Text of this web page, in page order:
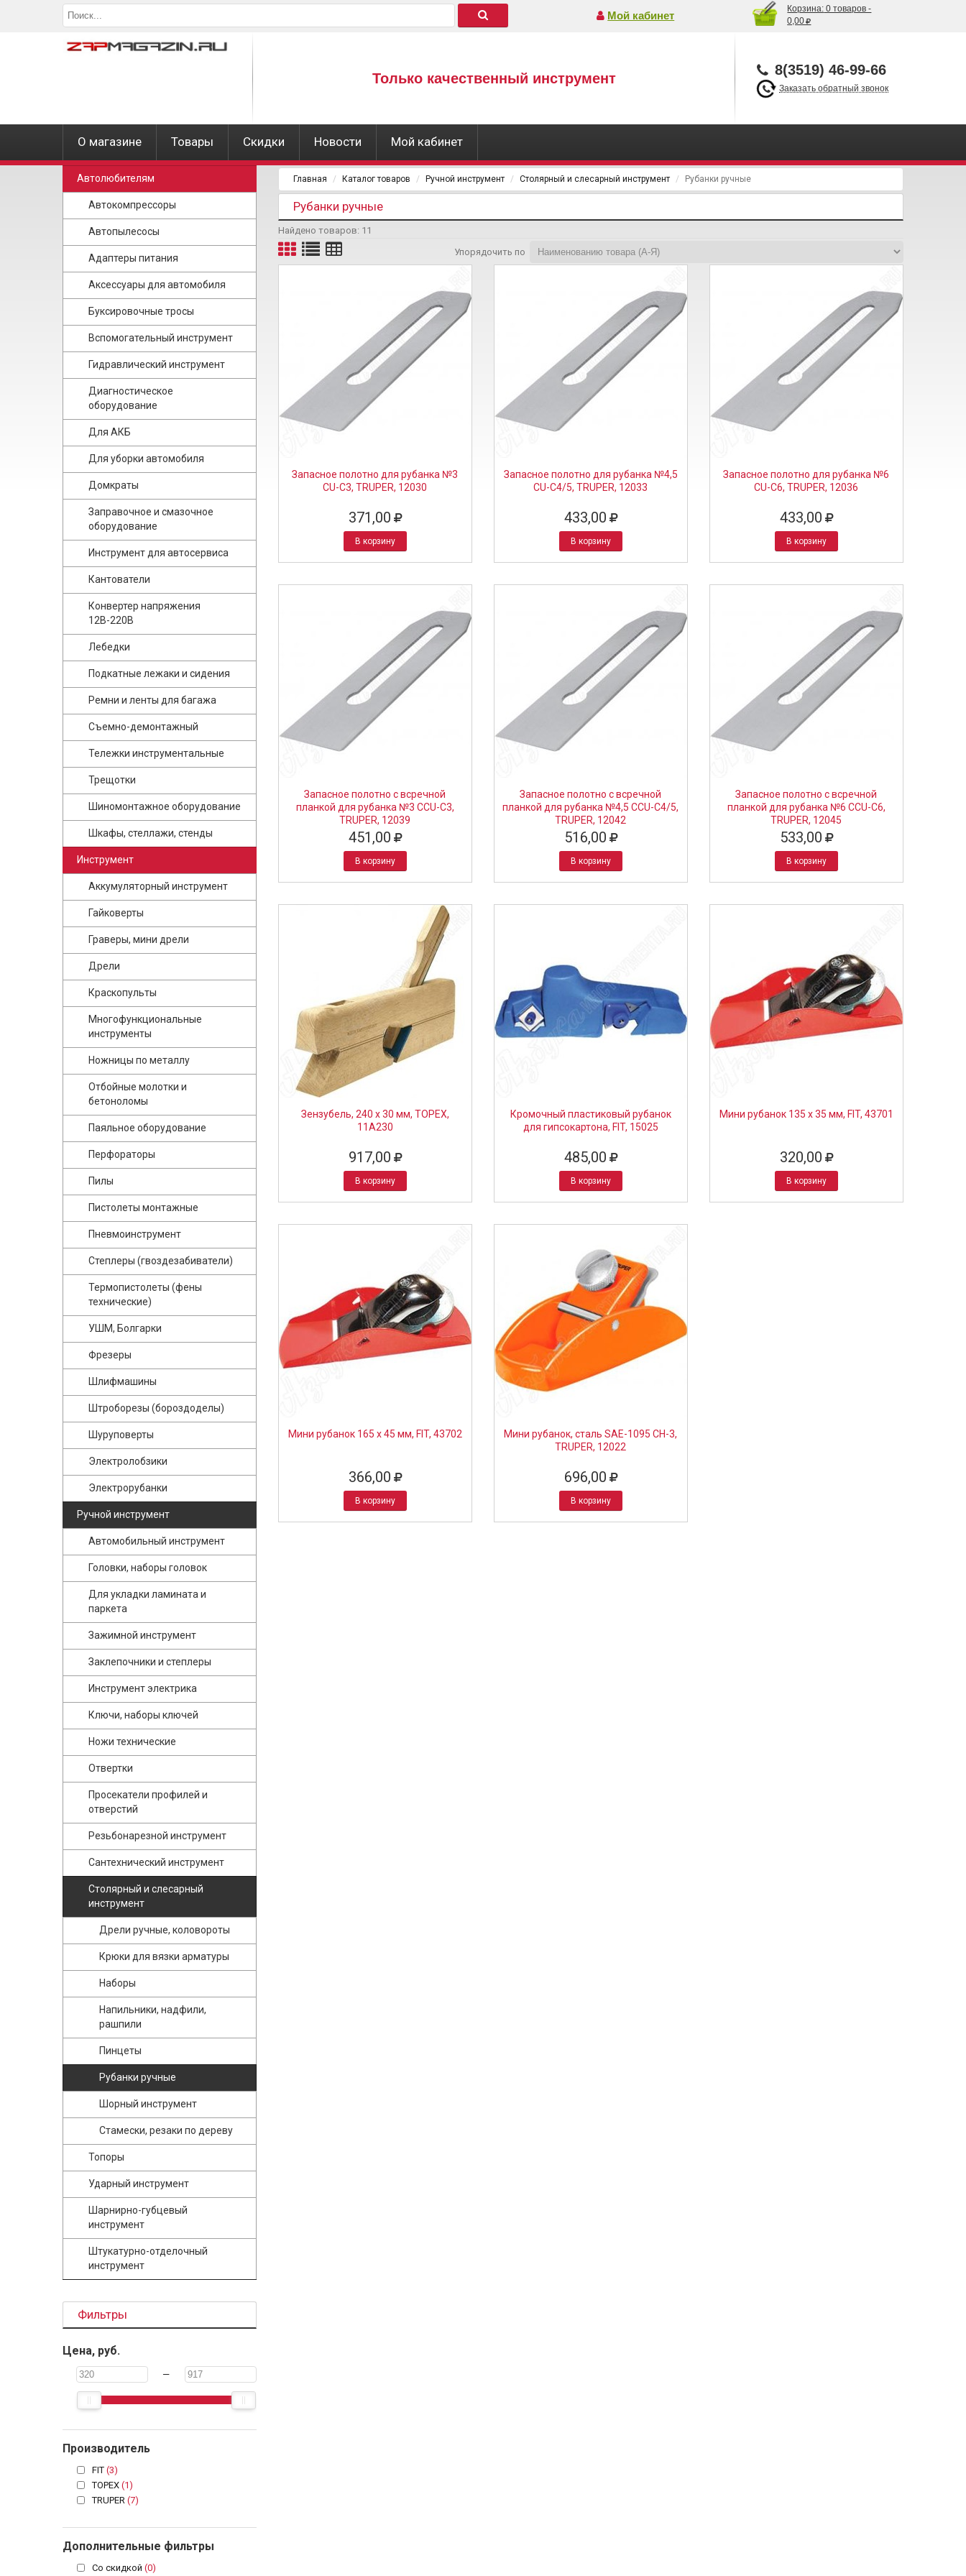
Мой кабинет
Корзина: 0 товаров -
0,00
Только качественный инструмент
8(3519) 46-99-66
Заказать обратный звонок
О магазине Товары Скидки Новости Мой кабинет
Автолюбителям
Автокомпрессоры
Автопылесосы
Адаптеры питания
Аксессуары для автомобиля
Буксировочные тросы
Вспомогательный инструмент
Гидравлический инструмент
Диагностическое
оборудование
Для АКБ
Для уборки автомобиля
Домкраты
Заправочное и смазочное
оборудование
Инструмент для автосервиса
Кантователи
Конвертер напряжения
12В-220В
Лебедки
Подкатные лежаки и сидения
Ремни и ленты для багажа
Съемно-демонтажный
Тележки инструментальные
Трещотки
Шиномонтажное оборудование
Шкафы, стеллажи, стенды
Инструмент
Аккумуляторный инструмент
Гайковерты
Граверы, мини дрели
Дрели
Краскопульты
Многофункциональные
инструменты
Ножницы по металлу
Отбойные молотки и
бетоноломы
Паяльное оборудование
Перфораторы
Пилы
Пистолеты монтажные
Пневмоинструмент
Степлеры (гвоздезабиватели)
Термопистолеты (фены
технические)
УШМ, Болгарки
Фрезеры
Шлифмашины
Штроборезы (бороздоделы)
Шуруповерты
Электролобзики
Электрорубанки
Ручной инструмент
Автомобильный инструмент
Головки, наборы головок
Для укладки ламината и
паркета
Зажимной инструмент
Заклепочники и степлеры
Инструмент электрика
Ключи, наборы ключей
Ножи технические
Отвертки
Просекатели профилей и
отверстий
Резьбонарезной инструмент
Сантехнический инструмент
Столярный и слесарный
инструмент
Дрели ручные, коловороты
Крюки для вязки арматуры
Наборы
Напильники, надфили,
рашпили
Пинцеты
Рубанки ручные
Шорный инструмент
Стамески, резаки по дереву
Топоры
Ударный инструмент
Шарнирно-губцевый
инструмент
Штукатурно-отделочный
инструмент
Фильтры
Цена, руб.
—
Производитель
FIT (3)
TOPEX (1)
TRUPER (7)
Дополнительные фильтры
Со скидкой (0)
Главная Каталог товаров Ручной инструмент Столярный и слесарный инструмент Рубанки ручные
Рубанки ручные
Найдено товаров: 11
Упорядочить по
Запасное полотно для рубанка №3
CU-C3, TRUPER, 12030
371,00
В корзину
Запасное полотно для рубанка №4,5
CU-C4/5, TRUPER, 12033
433,00
В корзину
Запасное полотно для рубанка №6
CU-C6, TRUPER, 12036
433,00
В корзину
Запасное полотно с всречной
планкой для рубанка №3 CCU-C3,
TRUPER, 12039
451,00
В корзину
Запасное полотно с всречной
планкой для рубанка №4,5 CCU-C4/5,
TRUPER, 12042
516,00
В корзину
Запасное полотно с всречной
планкой для рубанка №6 CCU-C6,
TRUPER, 12045
533,00
В корзину
Зензубель, 240 x 30 мм, TOPEX,
11A230
917,00
В корзину
Кромочный пластиковый рубанок
для гипсокартона, FIT, 15025
485,00
В корзину
Мини рубанок 135 х 35 мм, FIT, 43701
320,00
В корзину
Мини рубанок 165 х 45 мм, FIT, 43702
366,00
В корзину
Мини рубанок, сталь SAE-1095 CH-3,
TRUPER, 12022
696,00
В корзину